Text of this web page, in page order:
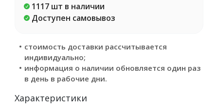
1117 шт в наличии
Доступен самовывоз
стоимость доставки рассчитывается
индивидуально;
информация о наличии обновляется один раз
в день в рабочие дни.
Характеристики